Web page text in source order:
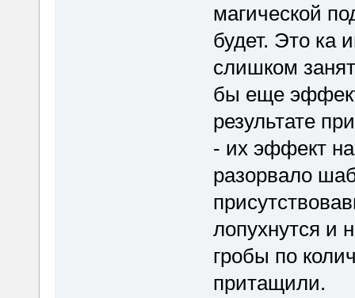
магической
будет. Это ка
слишком
бы еще
результате
- их эффект
разорвало
лопухнутся и
гробы по
притащили.